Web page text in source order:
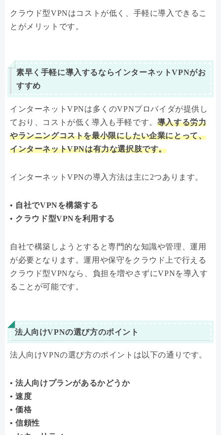
クラウド型VPNはコストが低く、手軽に導入できるこ
とがメリットです。
素早く手軽に導入するならインターネットVPNがお
すすめ
インターネットVPNは多くのVPNプロバイダが提供し
ており、コストが低く導入も手軽です。 導入する労力
やランニングコストを最小限にしたい企業にとって、
インターネットVPNは有力な選択肢です。
インターネットVPNの導入方法は主に2つあります。
• 自社でVPNを構築する
• クラウド型VPNを利用する
自社で構築しようとすると専門的な知識や管理、運用
が必要となります。運用や保守をクラウド上で行える
クラウド型VPNなら、負担を増やさずにVPNを導入す
ることが可能です。
法人向けVPNの選び方のポイント
法人向けVPNの選び方のポイントは以下の通りです。
• 法人向けプランがあるかどうか
• 速度
• 価格
• 信頼性